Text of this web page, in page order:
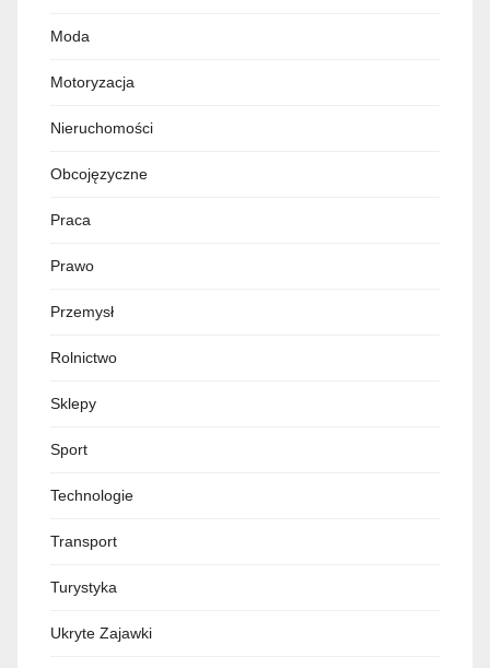
Moda
Motoryzacja
Nieruchomości
Obcojęzyczne
Praca
Prawo
Przemysł
Rolnictwo
Sklepy
Sport
Technologie
Transport
Turystyka
Ukryte Zajawki